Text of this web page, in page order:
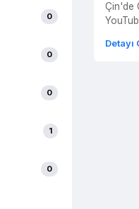
0
0
0
1
0
Çin'de
Detayı